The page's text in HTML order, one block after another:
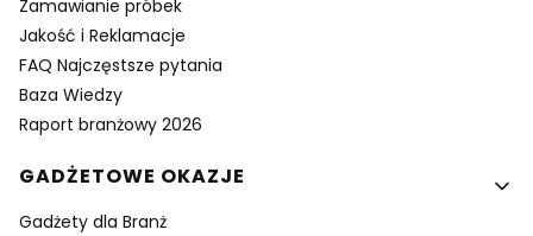
Zamawianie próbek
Jakość i Reklamacje
FAQ Najczęstsze pytania
Baza Wiedzy
Raport branżowy 2026
GADŻETOWE OKAZJE
Gadżety dla Branż